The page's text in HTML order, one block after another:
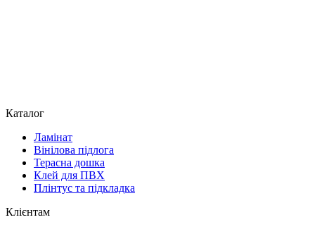
Каталог
Ламінат
Вінілова підлога
Терасна дошка
Клей для ПВХ
Плінтус та підкладка
Клієнтам